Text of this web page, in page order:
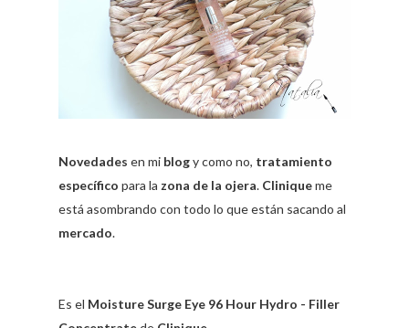
Novedades en mi blogy como no, tratamiento
específico para la zona de la ojera. Cliniqueme
está asombrando con todo lo que están sacando al
mercado.
Es el Moisture Surge Eye 96 Hour Hydro - Filler